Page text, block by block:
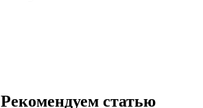
Рекомендуем статью